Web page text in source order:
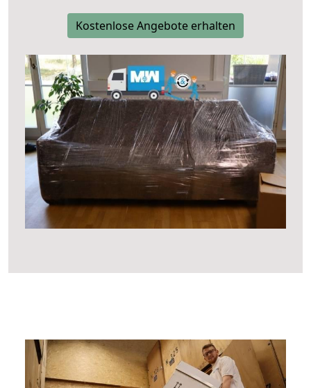
Kostenlose Angebote erhalten